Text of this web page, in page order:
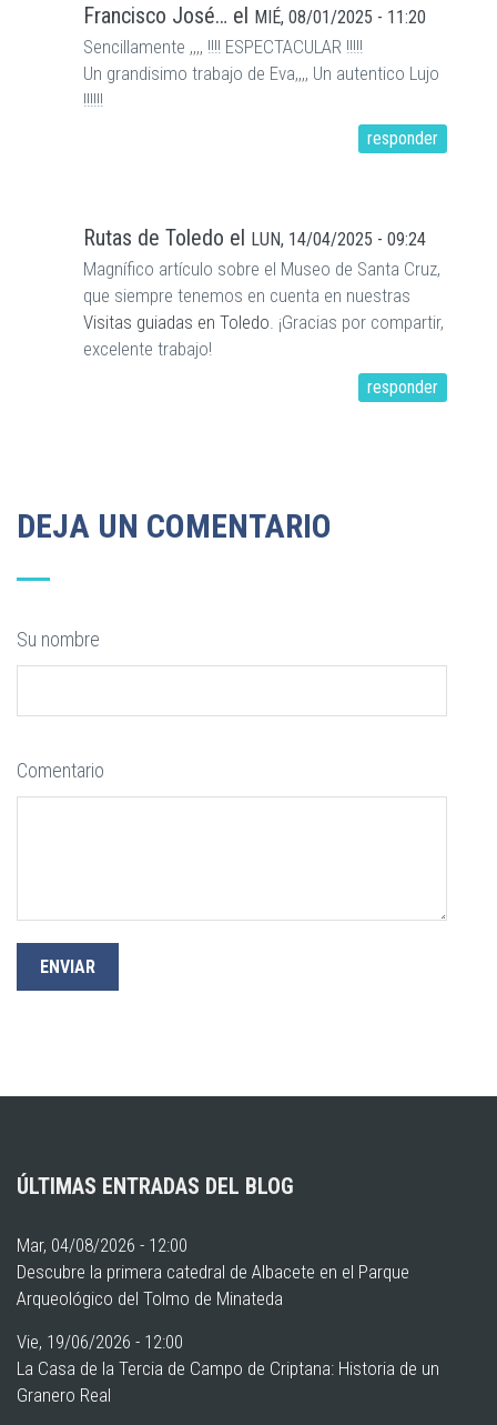
Francisco José… el MIÉ, 08/01/2025 - 11:20
Sencillamente ,,,, !!!! ESPECTACULAR !!!!!
Un grandisimo trabajo de Eva,,,, Un autentico Lujo
!!!!!!
responder
Rutas de Toledo el LUN, 14/04/2025 - 09:24
Magnífico artículo sobre el Museo de Santa Cruz,
que siempre tenemos en cuenta en nuestras
Visitas guiadas en Toledo . ¡Gracias por compartir,
excelente trabajo!
responder
DEJA UN COMENTARIO
Su nombre
Comentario
ÚLTIMAS ENTRADAS DEL BLOG
Mar, 04/08/2026 - 12:00
Descubre la primera catedral de Albacete en el Parque
Arqueológico del Tolmo de Minateda
Vie, 19/06/2026 - 12:00
La Casa de la Tercia de Campo de Criptana: Historia de un
Granero Real